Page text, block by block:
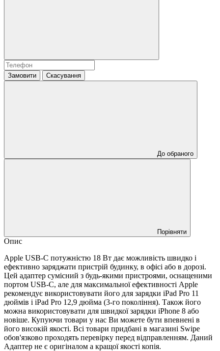
Замовити Скасування
До обраного
Порівняти
Опис
Apple USB-C потужністю 18 Вт дає можливість швидко і
ефективно заряджати пристрій будинку, в офісі або в дорозі.
Цей адаптер сумісний з будь-якими пристроями, оснащеними
портом USB-C, але для максимальної ефективності Apple
рекомендує використовувати його для зарядки iPad Pro 11
дюймів і iPad Pro 12,9 дюйма (3-го покоління). Також його
можна використовувати для швидкої зарядки iPhone 8 або
новіше. Купуючи товари у нас Ви можете бути впевнені в
його високій якості. Всі товари придбані в магазині Swipe
обов'язково проходять перевірку перед відправленням. Даний
Адаптер не є оригіналом а кращої якості копія.